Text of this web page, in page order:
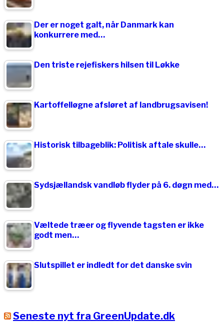
Der er noget galt, når Danmark kan
konkurrere med…
Den triste rejefiskers hilsen til Løkke
Kartoffelløgne afsløret af landbrugsavisen!
Historisk tilbageblik: Politisk aftale skulle…
Sydsjællandsk vandløb flyder på 6. døgn med…
Væltede træer og flyvende tagsten er ikke
godt men…
Slutspillet er indledt for det danske svin
Seneste nyt fra GreenUpdate.dk